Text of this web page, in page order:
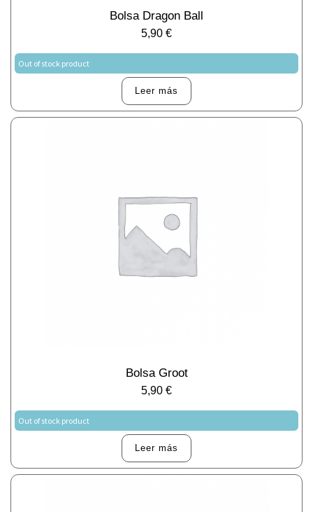
Bolsa Dragon Ball
5,90 €
Out of stock product
Leer más
Bolsa Groot
5,90 €
Out of stock product
Leer más